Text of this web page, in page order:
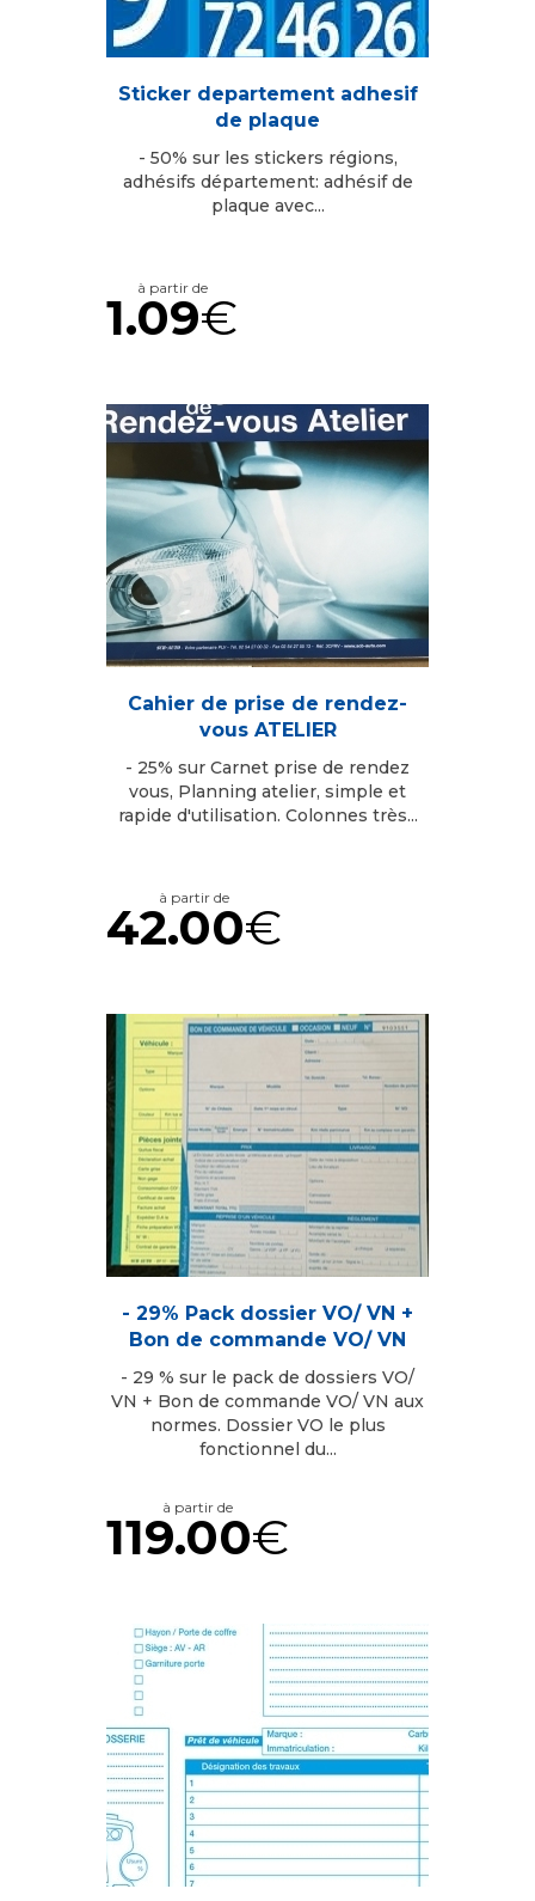
Sticker departement adhesif
de plaque
- 50% sur les stickers régions,
adhésifs département: adhésif de
plaque avec...
à partir de
1.09€
Cahier de prise de rendez-
vous ATELIER
- 25% sur Carnet prise de rendez
vous, Planning atelier, simple et
rapide d'utilisation. Colonnes très...
à partir de
42.00€
- 29% Pack dossier VO/ VN +
Bon de commande VO/ VN
- 29 % sur le pack de dossiers VO/
VN + Bon de commande VO/ VN aux
normes. Dossier VO le plus
fonctionnel du...
à partir de
119.00€